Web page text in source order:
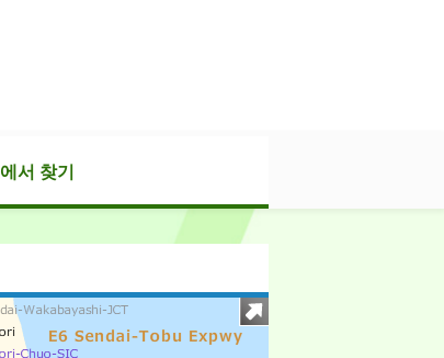
서 찾기